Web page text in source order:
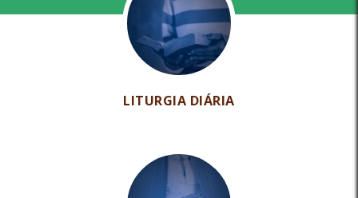
LITURGIA DIÁRIA